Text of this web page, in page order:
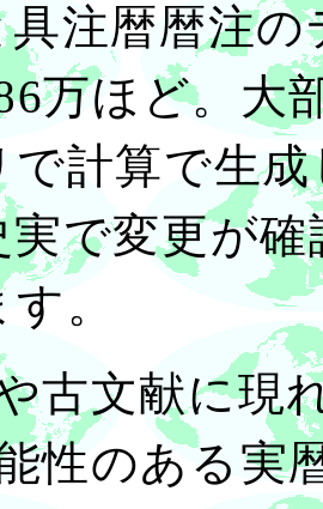
具注暦暦注
万ほど。大
で計算で生
実で変更が
。
古文献に現
性のある実